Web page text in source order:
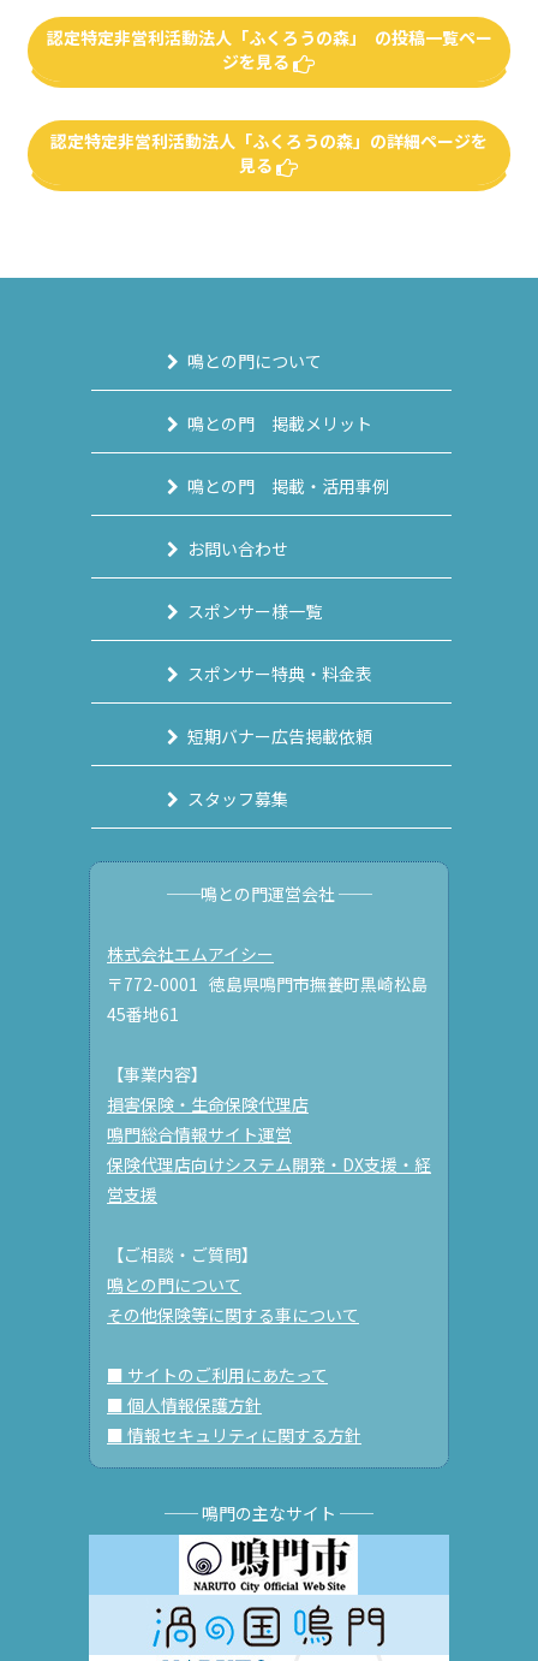
認定特定非営利活動法人「ふくろうの森」 の投稿一覧ペー
ジを見る
認定特定非営利活動法人「ふくろうの森」の詳細ページを
見る
鳴との門について
鳴との門 掲載メリット
鳴との門 掲載・活用事例
お問い合わせ
スポンサー様一覧
スポンサー特典・料金表
短期バナー広告掲載依頼
スタッフ募集
──鳴との門運営会社 ──
株式会社エムアイシー
〒772-0001 徳島県鳴門市撫養町黒崎松島
45番地61
【事業内容】
損害保険・生命保険代理店
鳴門総合情報サイト運営
保険代理店向けシステム開発・DX支援・経
営支援
【ご相談・ご質問】
鳴との門について
その他保険等に関する事について
■ サイトのご利用にあたって
■ 個人情報保護方針
■ 情報セキュリティに関する方針
── 鳴門の主なサイト ──